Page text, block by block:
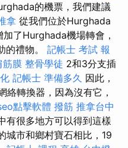
的機票，我們建議
拿 從我們位於Hurghada
了Hurghada機場轉會，
的禮物。 記帳士 考試 報
筋膜 整骨學徒 2和3分支插
記帳士 準備多久 因此，
絡轉換器，因為沒有它，
點擊軟體 撥筋 推拿台中
有很多地方可以得到這樣
城市和鄉村寶石相比，19